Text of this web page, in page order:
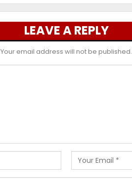
LEAVE A REPLY
Your email address will not be published.